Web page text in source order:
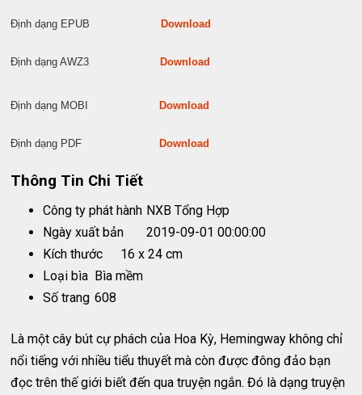
Định dạng EPUBDownload
Định dạng AWZ3Download
Định dạng MOBIDownload
Định dạng PDFDownload
Thông Tin Chi Tiết
Công ty phát hành NXB Tổng Hợp
Ngày xuất bản
2019-09-01 00:00:00
Kích thước
16 x 24 cm
Loại bìa Bìa mềm
Số trang 608
Là một cây bút cự phách của Hoa Kỳ, Hemingway không chỉ
nổi tiếng với nhiều tiểu thuyết mà còn được đông đảo bạn
đọc trên thế giới biết đến qua truyện ngắn. Đó là dạng truyện